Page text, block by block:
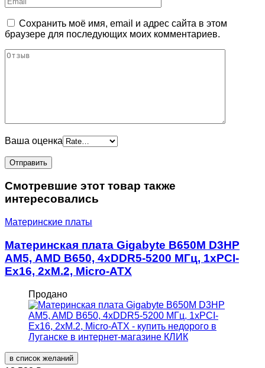
Сохранить моё имя, email и адрес сайта в этом
браузере для последующих моих комментариев.
Ваша оценка
Смотревшие этот товар также
интересовались
Материнские платы
Материнская плата Gigabyte B650M D3HP
AM5, AMD B650, 4xDDR5-5200 МГц, 1xPCI-
Ex16, 2xM.2, Micro-ATX
Продано
в список желаний